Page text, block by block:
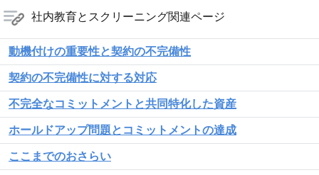
社内教育とスクリーニング関連ページ
動機付けの重要性と契約の不完備性
契約の不完備性に対する対応
不完全なコミットメントと共同特化した資産
ホールドアップ問題とコミットメントの達成
ここまでのおさらい